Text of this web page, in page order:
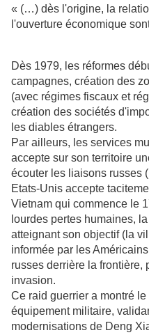
« (…) dès l'origine, la
l'ouverture économique
Dès 1979, les réformes
campagnes, création des
(avec régimes fiscaux et
création des sociétés
les diables étrangers.
Par ailleurs, les services
accepte sur son territoire
écouter les liaisons russes
Etats-Unis accepte
Vietnam qui commence le
lourdes pertes humaines,
atteignant son objectif (la
informée par les
russes derrière la
invasion.
Ce raid guerrier a montré
équipement militaire,
modernisations de Deng